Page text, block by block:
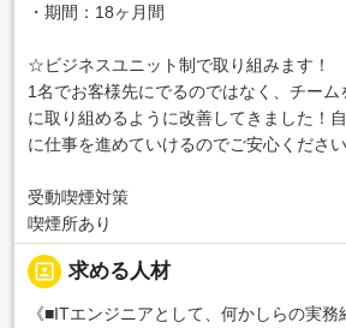
・期間：18ヶ月間
☆ビジネスユニット制で取り組みます！
1名でお客様先にでるのではなく、チーム
に取り組めるように改善してきました！
に仕事を進めていけるのでご安心ください
受動喫煙対策
喫煙所あり
portrait 求める人材
《■ITエンジニアとして、何かしらの実務